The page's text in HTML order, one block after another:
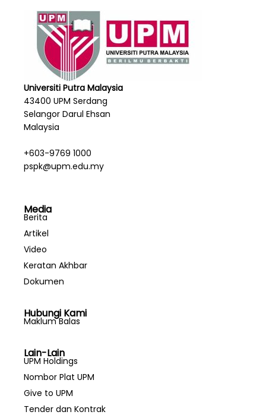
Universiti Putra Malaysia
43400 UPM Serdang
Selangor Darul Ehsan
Malaysia
+603-9769 1000
pspk@upm.edu.my
Media
Berita
Artikel
Video
Keratan Akhbar
Dokumen
Hubungi Kami
Maklum Balas
Lain-Lain
UPM Holdings
Nombor Plat UPM
Give to UPM
Tender dan Kontrak